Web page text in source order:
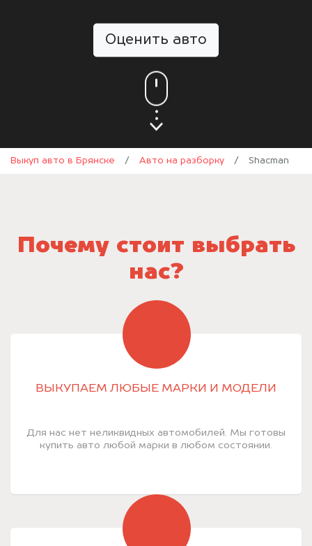
Оценить авто
Выкуп авто в Брянске / Авто на разборку / Shacman
Почему стоит выбрать
нас?
ВЫКУПАЕМ ЛЮБЫЕ МАРКИ И МОДЕЛИ
Для нас нет неликвидных автомобилей. Мы готовы
купить авто любой марки в любом состоянии.